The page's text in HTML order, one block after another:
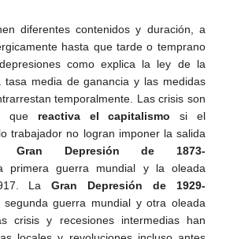
diferentes contenidos y duración, a
hasta que tarde o temprano
como explica la ley de la
tasa media de ganancia y las medidas
temporalmente. Las crisis son
que reactiva el capitalismo si el
trabajador no logran imponer la salida
Gran Depresión de 1873-
primera guerra mundial y la oleada
LaGran Depresión de 1929-
segunda guerra mundial y otra oleada
crisis y recesiones intermedias han